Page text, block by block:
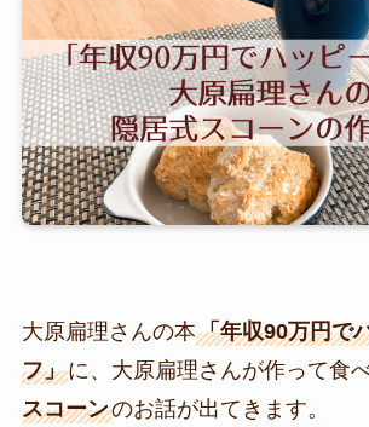
大原扁理さんの本「年収90万円で
フ」に、大原扁理さんが作って食
スコーンのお話が出てきます。